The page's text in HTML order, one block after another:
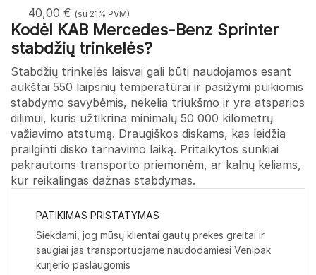
40,00 € (su 21% PVM)
Kodėl KAB Mercedes-Benz Sprinter
stabdžių trinkelės?
Stabdžių trinkelės laisvai gali būti naudojamos esant
aukštai 550 laipsnių temperatūrai ir pasižymi puikiomis
stabdymo savybėmis, nekelia triukšmo ir yra atsparios
dilimui, kuris užtikrina minimalų 50 000 kilometrų
važiavimo atstumą. Draugiškos diskams, kas leidžia
prailginti disko tarnavimo laiką. Pritaikytos sunkiai
pakrautoms transporto priemonėm, ar kalnų keliams,
kur reikalingas dažnas stabdymas.
PATIKIMAS PRISTATYMAS
Siekdami, jog mūsų klientai gautų prekes greitai ir
saugiai jas transportuojame naudodamiesi Venipak
kurjerio paslaugomis